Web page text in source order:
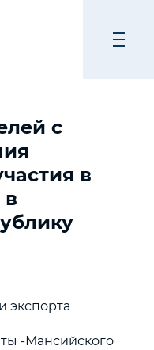
с
в
в
экспорта
-Мансийского